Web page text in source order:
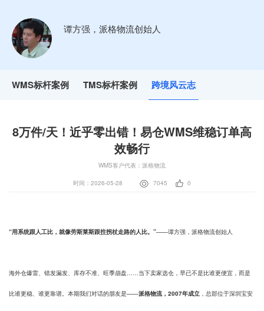
谭方强，派格物流创始人
WMS标杆案例 TMS标杆案例 跨境风云志
8万件/天！近乎零出错！易仓WMS维稳订单高
效畅行
WMS客户代表：派格物流
时间：2026-05-28 7045 0
“用系统跟人工比，就像劳斯莱斯跟拄拐杖走路的人比。”——谭方强，派格物流创始人
海外仓爆雷、错发漏发、库存不准、旺季崩盘……当下卖家选仓，早已不是比谁更便宜，而是
比谁更稳、谁更靠谱。本期我们对话的朋友是——派格物流，2007年成立 ，总部位于深圳宝安